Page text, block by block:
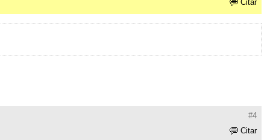
Citar
#4
Citar